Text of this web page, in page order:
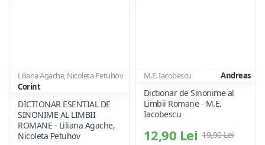
Liliana Agache, Nicoleta Petuhov
Corint
DICTIONAR ESENTIAL DE
SINONIME AL LIMBII
ROMANE - Liliana Agache,
Nicoleta Petuhov
M.E. Iacobescu Andreas
Dictionar de Sinonime al
Limbii Romane - M.E.
Iacobescu
12,90 Lei 19,90 Lei